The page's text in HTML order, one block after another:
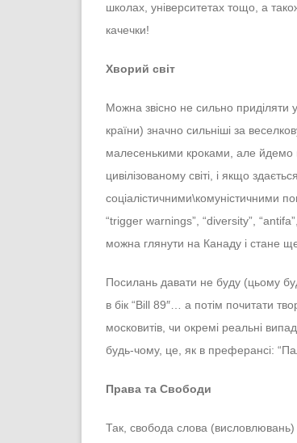
школах, університетах тощо, а
качечки!
Хворий світ
Можна звісно не сильно приділяти
країни) значно сильніші за
малесенькими кроками, але йдемо
цивілізованому світі, і якщо
соціалістичними\комуністичними
“trigger warnings”, “diversity”,
можна глянути на Канаду і стане
Посилань давати не буду (цьому
в бік “Bill 89″… а потім почитати
московитів, чи окремі реальні
будь-чому, це, як в преферансі:
Права та Свободи
Так, свобода слова